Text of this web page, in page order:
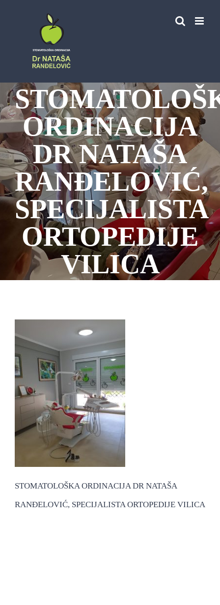
ORDINACIJA
DR NATAŠA
RANĐELOVIĆ,
SPECIJALISTA
ORTOPEDIJE
VILICA
STOMATOLOŠKA ORDINACIJA DR NATAŠA
RANĐELOVIĆ, SPECIJALISTA ORTOPEDIJE VILICA